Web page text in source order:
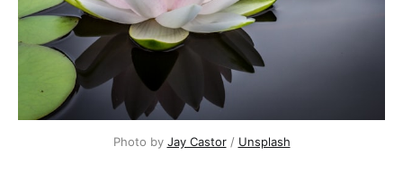
Photo by Jay Castor / Unsplash